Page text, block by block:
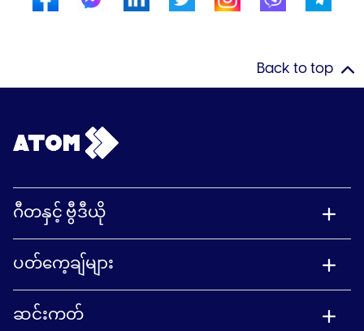
Back to top
ဂီတနှင့် ဗွီဒီယို
ပတ်ကေ့ချ်များ
ဆင်းကတ်